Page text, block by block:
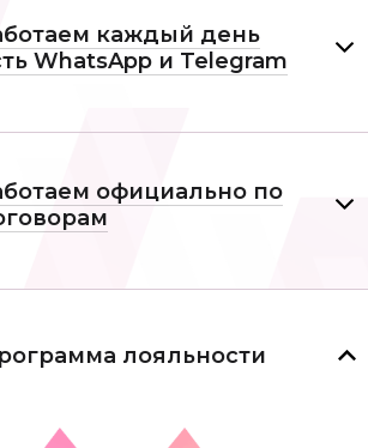
каждый день
WhatsApp и Telеgram
официально по
лояльности